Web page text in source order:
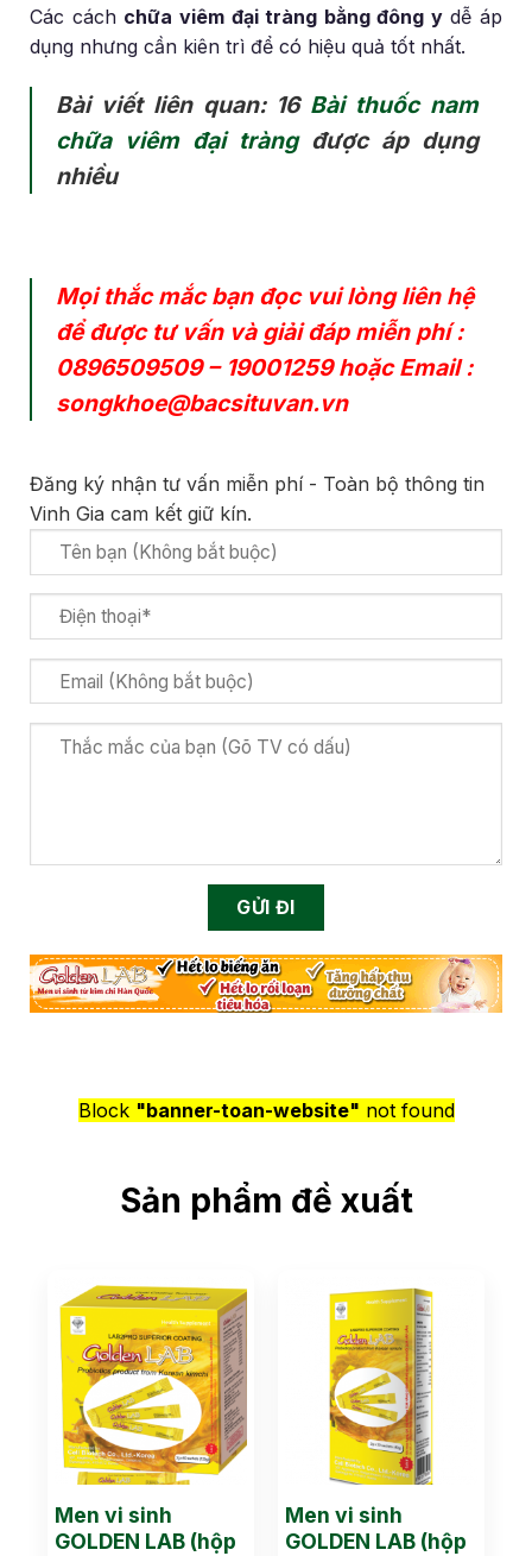
Các cách chữa viêm đại tràng bằng đông ydễ áp
dụng nhưng cần kiên trì để có hiệu quả tốt nhất.
Bài viết liên quan: 16 Bài thuốc nam
chữa viêm đại tràngđược áp dụng
nhiều
Mọi thắc mắc bạn đọc vui lòng liên hệ
để được tư vấn và giải đáp miễn phí :
0896509509– 19001259hoặc Email :
songkhoe@bacsituvan.vn
Đăng ký nhận tư vấn miễn phí - Toàn bộ thông tin
Vinh Gia cam kết giữ kín.
Block "banner-toan-website" not found
Sản phẩm đề xuất
Men vi sinh
GOLDEN LAB (hộp
Men vi sinh
GOLDEN LAB (hộp